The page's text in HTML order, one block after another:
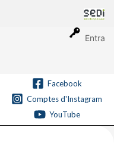
Entra
Facebook
Comptes d'Instagram
YouTube